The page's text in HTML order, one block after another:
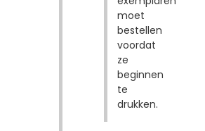
moet
bestellen
voordat
ze
beginnen
te
drukken.